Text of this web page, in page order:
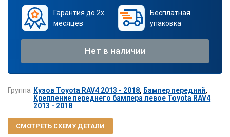
Гарантия до 2х
месяцев
Бесплатная
упаковка
Нет в наличии
Группа Кузов Toyota RAV4 2013 - 2018, Бампер передний,
Крепление переднего бампера левое Toyota RAV4
2013 - 2018
СМОТРЕТЬ СХЕМУ ДЕТАЛИ